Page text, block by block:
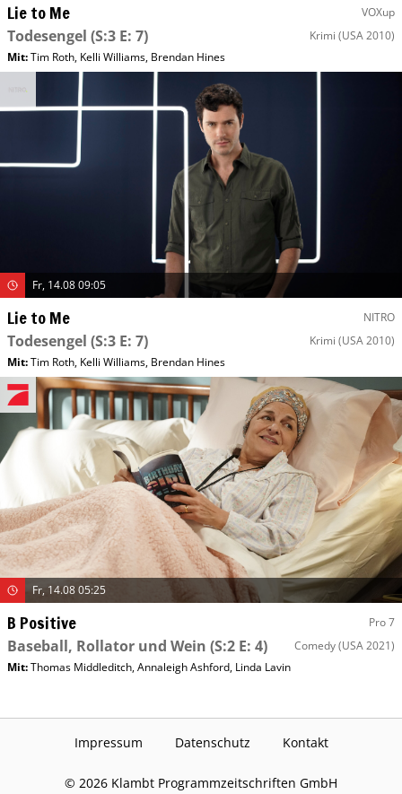
Lie to Me VOXup
Todesengel (S:3 E: 7) Krimi (USA 2010)
Mit:Tim Roth, Kelli Williams, Brendan Hines
Fr, 14.08 09:05
Lie to Me NITRO
Todesengel (S:3 E: 7) Krimi (USA 2010)
Mit:Tim Roth, Kelli Williams, Brendan Hines
Fr, 14.08 05:25
B Positive Pro 7
Baseball, Rollator und Wein (S:2 E: 4) Comedy(USA 2021)
Mit:Thomas Middleditch,Annaleigh Ashford, Linda Lavin
Impressum Datenschutz Kontakt
© 2026 Klambt Programmzeitschriften GmbH